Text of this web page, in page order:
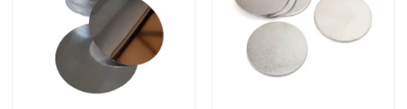
Strip Kumparan Baja Tahan Karat
304 Kumparan Baja Tahan Karat